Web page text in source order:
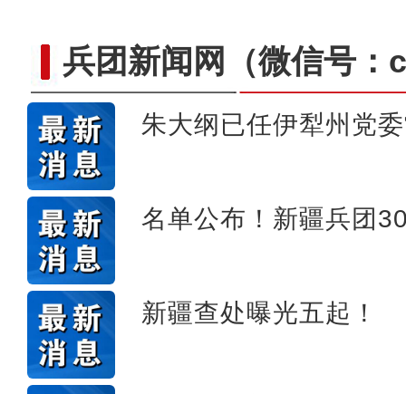
兵团新闻网 （微信号
朱大纲已任伊犁州党
名单公布！新疆兵团
新疆查处曝光五起！